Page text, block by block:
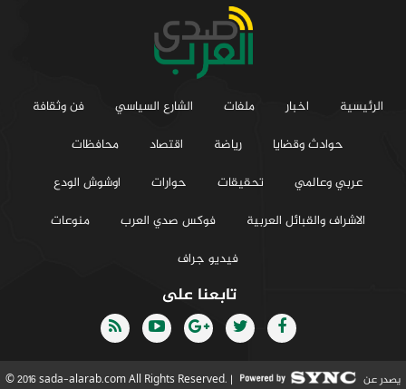
الرئيسية اخبار ملفات الشارع السياسي
فن وثقافة
حوادث وقضايا
رياضة اقتصاد
محافظات
عربي وعالمي
تحقيقات حوارات
اوشوش الودع
الاشراف والقبائل العربية
فوكس صدي العرب
منوعات
فيديو جراف
تابعنا على
© 2016 sada-alarab.com All Rights Reserved. | يصدر عن